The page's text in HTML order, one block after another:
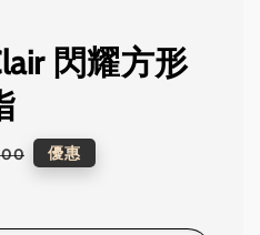
閃耀方形
優惠